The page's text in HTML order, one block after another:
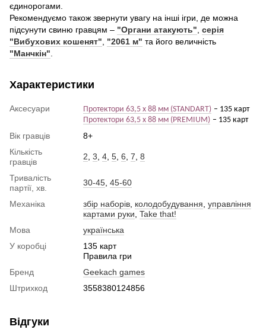
єдинорогами.
Рекомендуємо також звернути увагу на інші ігри, де можна
підсунути свиню гравцям – "Органи атакують" серія
"Вибухових кошенят"
"2061 м" та його величність
"Манчкін"
Характеристики
Аксесуари Протектори 63,5 х 88 мм (STANDART) – 135 карт
Протектори 63,5 х 88 мм (PREMIUM) – 135 карт
Вік гравців
8+
Кількість
гравців
2 3 4 5 6 7 8
Тривалість
партії, хв.
30-45 45-60
Механіка збір наборів колодобудування управління
картами руки Take that!
Мова
українська
У коробці
135 карт
Правила гри
Бренд
Geekach games
Штрихкод
3558380124856
Відгуки